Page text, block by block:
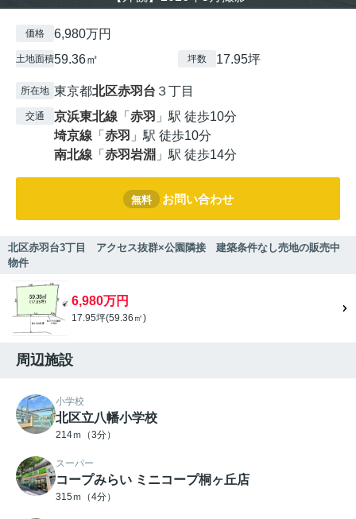
価格 6,980万円
土地面積59.36㎡ 坪数 17.95坪
所在地 東京都北区赤羽台 ３丁目
交通 京浜東北線 「 赤羽 」駅 徒歩10分
埼京線 「 赤羽 」駅 徒歩10分
南北線 「 赤羽岩淵 」駅 徒歩14分
無料 お問い合わせ
北区赤羽台3丁目 アクセス抜群×公園隣接 建築条件なし売地の販売中
物件
6,980万円
17.95坪(59.36㎡)
周辺施設
小学校
北区立八幡小学校
214ｍ（3分）
スーパー
コープみらい ミニコープ桐ヶ丘店
315ｍ（4分）